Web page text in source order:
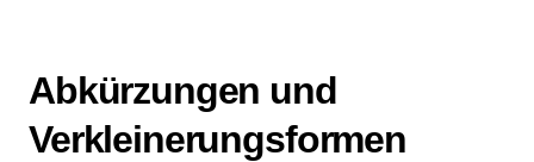
Abkürzungen und
Verkleinerungsformen